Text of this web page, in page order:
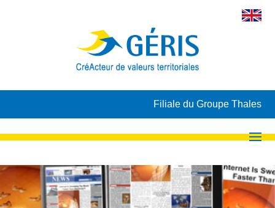
Filiale du Groupe Thales